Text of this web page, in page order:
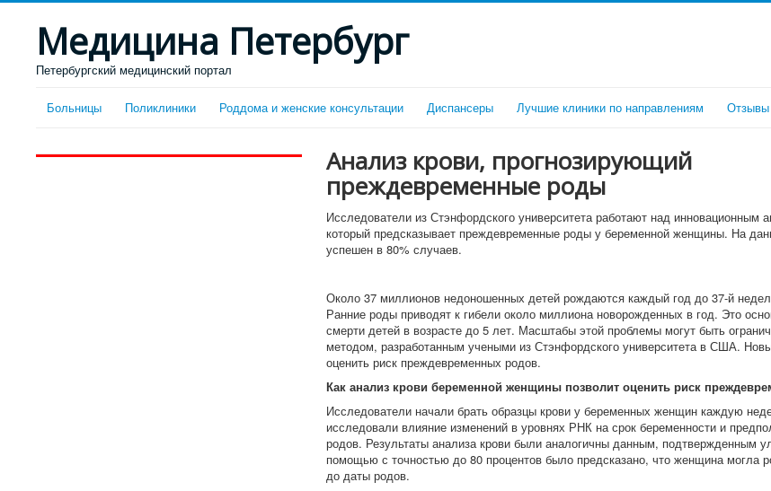
Медицина Петербург
Петербургский медицинский портал
Больницы Поликлиники Роддома и женские консультации Диспансеры Лучшие клиники по направлениям Отзывы
Анализ крови, прогнозирующий
преждевременные роды
Исследователи из Стэнфордского университета работают над инновационным
который предсказывает преждевременные роды у беременной женщины. На
успешен в 80% случаев.
Около 37 миллионов недоношенных детей рождаются каждый год до 37-й
Ранние роды приводят к гибели около миллиона новорожденных в год. Это
смерти детей в возрасте до 5 лет. Масштабы этой проблемы могут быть
методом, разработанным учеными из Стэнфордского университета в США.
оценить риск преждевременных родов.
Как анализ крови беременной женщины позволит оценить риск
Исследователи начали брать образцы крови у беременных женщин каждую
исследовали влияние изменений в уровнях РНК на срок беременности и
родов. Результаты анализа крови были аналогичны данным, подтвержденным
помощью с точностью до 80 процентов было предсказано, что женщина могла
до даты родов.